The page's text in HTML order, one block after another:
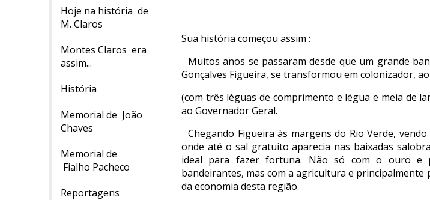
Hoje na história de
M. Claros
Montes Claros era
assim...
História
Memorial de João
Chaves
Memorial de
Fialho Pacheco
Reportagens
Sua história começou assim :
Muitos anos se passaram desde que um grande
Gonçalves Figueira, se transformou em colonizador,
(com três léguas de comprimento e légua e meia de
ao Governador Geral.
Chegando Figueira às margens do Rio Verde,
onde até o sal gratuito aparecia nas baixadas
ideal para fazer fortuna. Não só com o ouro e
bandeirantes, mas com a agricultura e principalmente
da economia desta região.